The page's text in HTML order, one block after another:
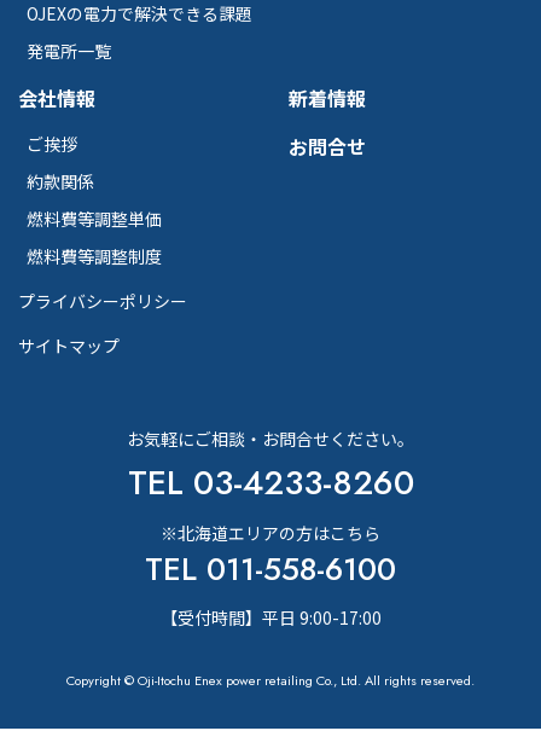
OJEXの電力で解決できる課題
発電所一覧
会社情報
ご挨拶
約款関係
燃料費等調整単価
燃料費等調整制度
新着情報
お問合せ
プライバシーポリシー
サイトマップ
お気軽にご相談・お問合せください。
TEL 03-4233-8260
※北海道エリアの方はこちら
TEL 011-558-6100
【受付時間】平日 9:00-17:00
Copyright © Oji-Itochu Enex power retailing Co., Ltd. All rights reserved.